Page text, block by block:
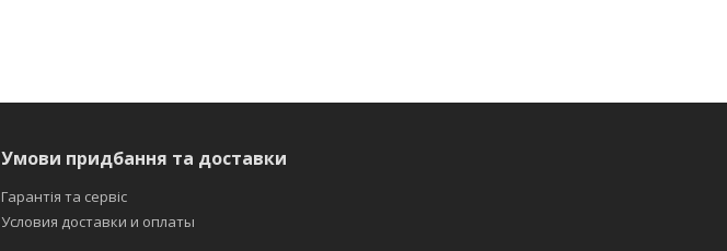
Умови придбання та доставки
Гарантія та сервіс
Условия доставки и оплаты